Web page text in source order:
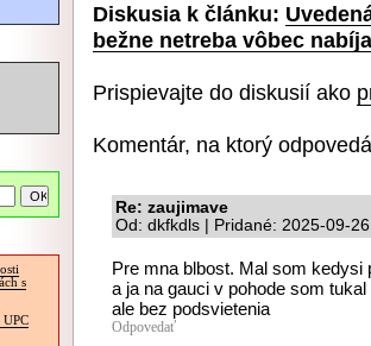
s
UPC
Diskusia k článku:
bežne netreba vôbec
Prispievajte do diskusií ako
Komentár, na ktorý
Re: zaujimave
Od: dkfkdls | Pridané: 2025-09-
Pre mna blbost. Mal som
a ja na gauci v pohode som
ale bez podsvietenia
Odpovedať